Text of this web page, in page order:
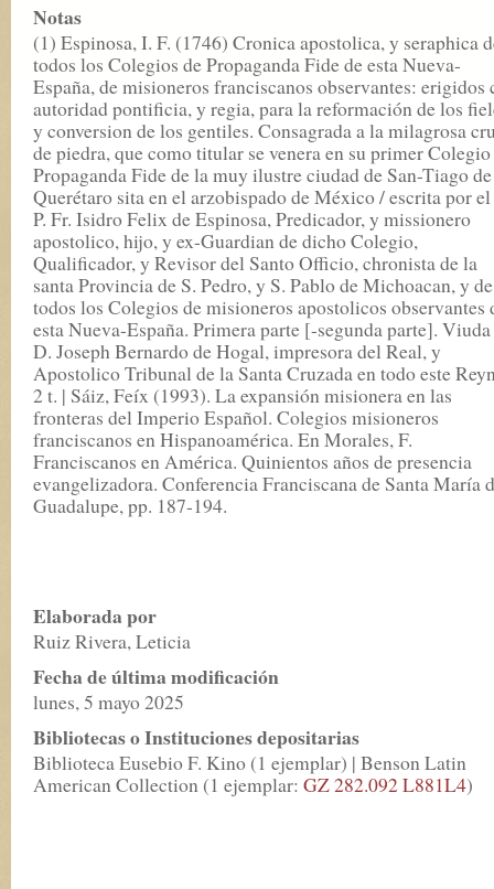
Notas
(1) Espinosa, I. F. (1746) Cronica apostolica, y seraphica
todos los Colegios de Propaganda Fide de esta Nueva-
España, de misioneros franciscanos observantes: erigidos
autoridad pontificia, y regia, para la reformación de los
y conversion de los gentiles. Consagrada a la milagrosa
de piedra, que como titular se venera en su primer
Propaganda Fide de la muy ilustre ciudad de San-Tiago de
Querétaro sita en el arzobispado de México / escrita por
P. Fr. Isidro Felix de Espinosa, Predicador, y missionero
apostolico, hijo, y ex-Guardian de dicho Colegio,
Qualificador, y Revisor del Santo Officio, chronista de la
santa Provincia de S. Pedro, y S. Pablo de Michoacan, y de
todos los Colegios de misioneros apostolicos observantes
esta Nueva-España. Primera parte [-segunda parte].
D. Joseph Bernardo de Hogal, impresora del Real, y
Apostolico Tribunal de la Santa Cruzada en todo este
2 t. | Sáiz, Feíx (1993). La expansión misionera en las
fronteras del Imperio Español. Colegios misioneros
franciscanos en Hispanoamérica. En Morales, F.
Franciscanos en América. Quinientos años de presencia
evangelizadora. Conferencia Franciscana de Santa María
Guadalupe, pp. 187-194.
Elaborada por
Ruiz Rivera, Leticia
Fecha de última modificación
lunes, 5 mayo 2025
Bibliotecas o Instituciones depositarias
Biblioteca Eusebio F. Kino (1 ejemplar) | Benson Latin
American Collection (1 ejemplar: GZ 282.092 L881L4)